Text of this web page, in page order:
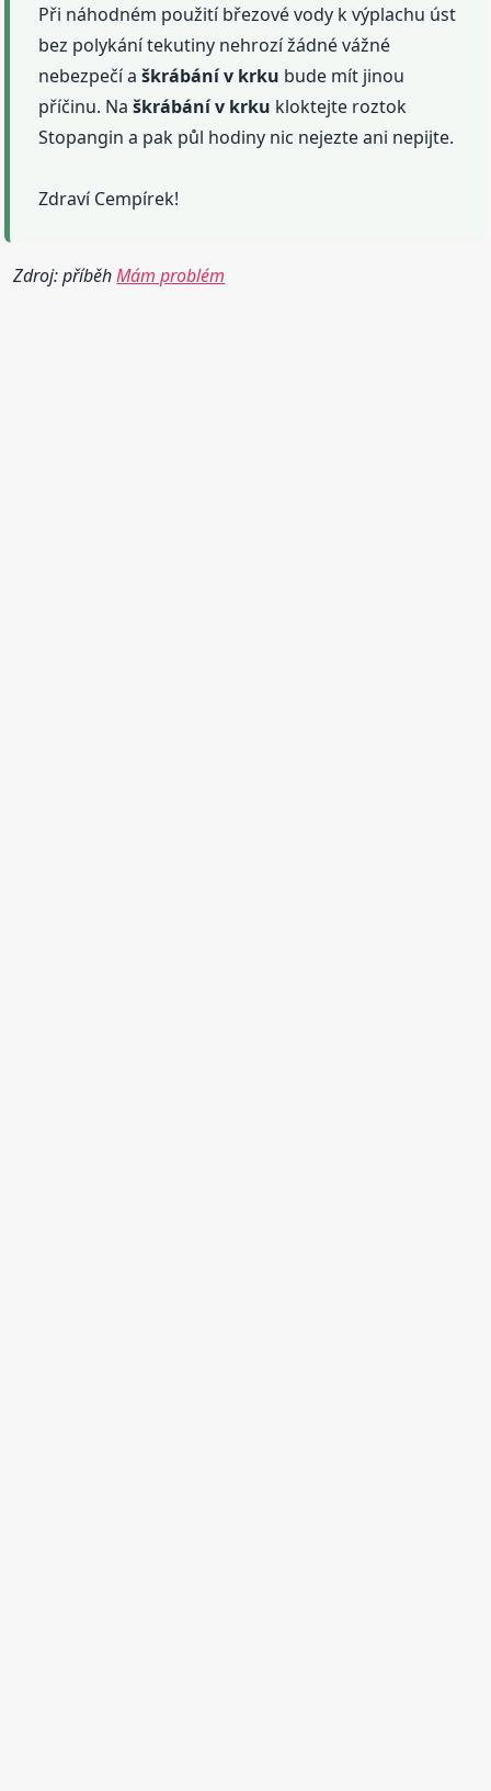
Při náhodném použití březové vody k výplachu úst
bez polykání tekutiny nehrozí žádné vážné
nebezpečí aškrábánív krku bude mít jinou
příčinu. Naškrábánív krku kloktejte roztok
Stopangin a pak půl hodiny nic nejezte ani nepijte.
Zdraví Cempírek!
Zdroj: příběhMám problém